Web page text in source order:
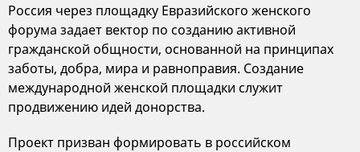
Россия через площадку Евразийского женского
форума задает вектор по созданию активной
гражданской общности, основанной на принципах
заботы, добра, мира и равноправия. Создание
международной женской площадки служит
продвижению идей донорства.
Проект призван формировать в российском